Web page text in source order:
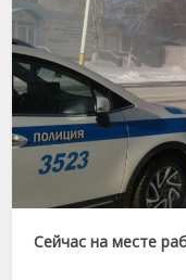
Сейчас на месте